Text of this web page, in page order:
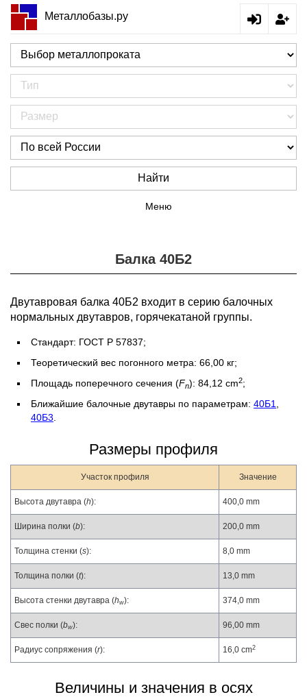
Металлобазы.ру
Найти
Меню
Балка 40Б2
Двутавровая балка 40Б2 входит в серию балочных
нормальных двутавров, горячекатаной группы.
Стандарт: ГОСТ Р 57837;
Теоретический вес погонного метра: 66,00 кг;
Площадь поперечного сечения (Fn): 84,12 cm2;
Ближайшие балочные двутавры по параметрам: 40Б1
40Б3
Размеры профиля
Участок профиля Значение
Высота двутавра (h): 400,0 mm
Ширина полки (b): 200,0 mm
Толщина стенки (s): 8,0 mm
Толщина полки (t): 13,0 mm
Высота стенки двутавра (hw): 374,0 mm
Свес полки (bw): 96,00 mm
Радиус сопряжения (r): 16,0 cm2
Величины и значения в осях